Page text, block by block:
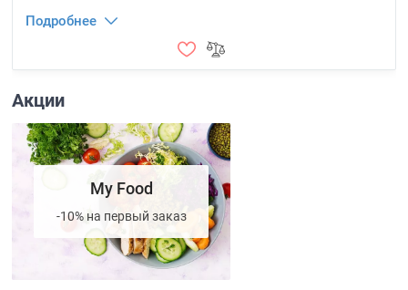
Подробнее
Акции
My Food
-10% на первый заказ